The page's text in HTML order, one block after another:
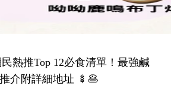
民熱推Top 12必食清單！最強鹹
介附詳細地址 🍢🥞